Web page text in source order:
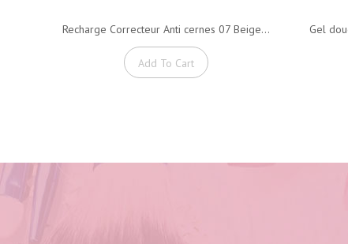
Recharge Correcteur Anti cernes 07 Beige...
Add To Cart
Gel